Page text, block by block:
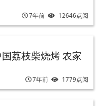
7年前 12646点阅
荔枝柴烧烤 农家
7年前 1779点阅